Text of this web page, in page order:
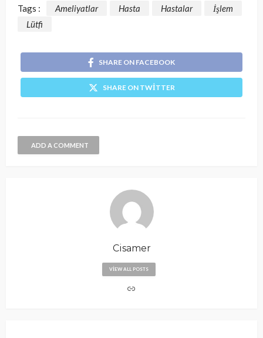
Tags : Ameliyatlar Hasta Hastalar
İşlem
Lütfi
SHARE ON FACEBOOK
SHARE ON TWITTER
ADD A COMMENT
Cisamer
VIEW ALL POSTS